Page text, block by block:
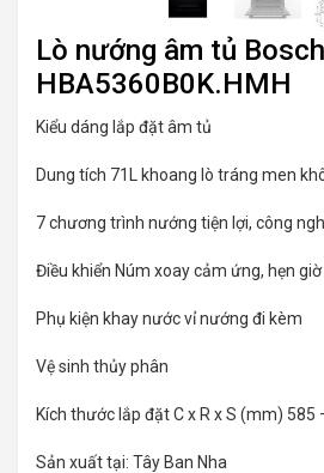
Lò nướng âm tủ Bosch
HBA5360B0K.HMH
Kiểu dáng lắp đặt âm tủ
Dung tích 71L khoang lò tráng men
7 chương trình nướng tiện lợi, công
Điều khiển Núm xoay cảm ứng, hẹn
Phụ kiện khay nước vỉ nướng đi kèm
Vệ sinh thủy phân
Kích thước lắp đặt C x R x S (mm) 585
Sản xuất tại: Tây Ban Nha